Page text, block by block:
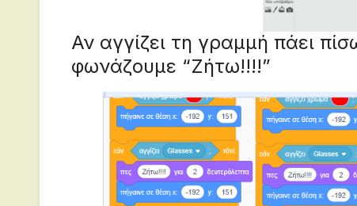
Αν αγγίζει τη γραμμή πάει
φωνάζουμε “Ζήτω!!!!”